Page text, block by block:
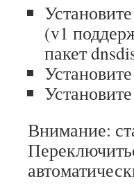
(v1
пакет
Внимание: